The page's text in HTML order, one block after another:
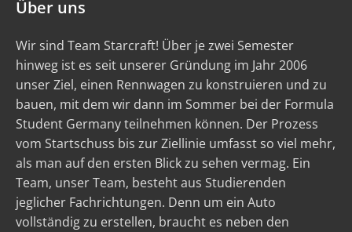
Über uns
Wir sind Team Starcraft! Über je zwei Semester
hinweg ist es seit unserer Gründung im Jahr 2006
unser Ziel, einen Rennwagen zu konstruieren und zu
bauen, mit dem wir dann im Sommer bei der Formula
Student Germany teilnehmen können. Der Prozess
vom Startschuss bis zur Ziellinie umfasst so viel mehr,
als man auf den ersten Blick zu sehen vermag. Ein
Team, unser Team, besteht aus Studierenden
jeglicher Fachrichtungen. Denn um ein Auto
vollständig zu erstellen, braucht es neben den